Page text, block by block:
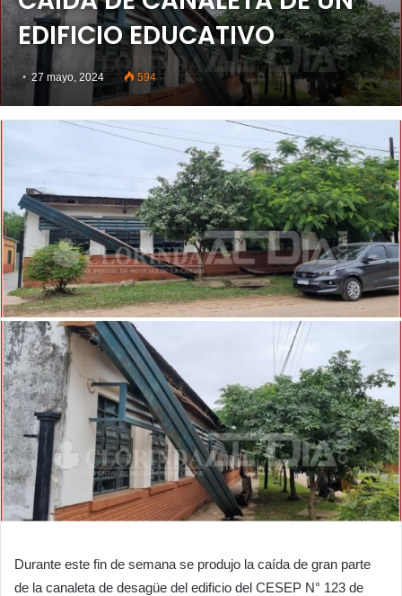
EDIFICIO EDUCATIVO
27 mayo, 2024 594
Durante este fin de semana se produjo la caída de gran parte
de la canaleta de desagüe del edificio del CESEP N° 123 de